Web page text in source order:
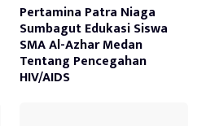
Pertamina Patra Niaga
Sumbagut Edukasi Siswa
SMA Al-Azhar Medan
Tentang Pencegahan
HIV/AIDS